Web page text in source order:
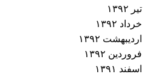
تیر ۱۳۹۲
خرداد ۱۳۹۲
اردیبهشت ۱۳۹۲
فروردین ۱۳۹۲
اسفند ۱۳۹۱